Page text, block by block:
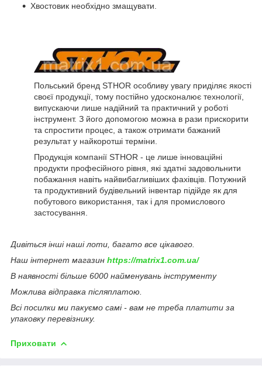
Хвостовик необхідно змащувати.
Польський бренд STHOR особливу увагу приділяє якості
своєї продукції, тому постійно удосконалює технології,
випускаючи лише надійний та практичний у роботі
інструмент. З його допомогою можна в рази прискорити
та спростити процес, а також отримати бажаний
результат у найкоротші терміни.
Продукція компанії STHOR - це лише інноваційні
продукти професійного рівня, які здатні задовольнити
побажання навіть найвибагливіших фахівців. Потужний
та продуктивний будівельний інвентар підійде як для
побутового використання, так і для промислового
застосування.
Дивіться інші наші лоти, багато все цікавого.
Наш інтернет магазин https://matrix1.com.ua/
В наявності більше 6000 найменувань інструменту
Можлива відправка післяплатою.
Всі посилки ми пакуємо самі - вам не треба платити за
упаковку перевізнику.
Приховати